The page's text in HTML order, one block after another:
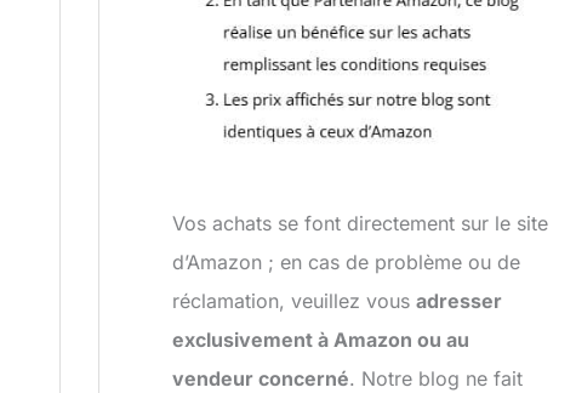
Vos achats se font directement sur le site
d’Amazon ; en cas de problème ou de
réclamation, veuillez vousadresser
exclusivement à Amazon ou au
vendeur concerné. Notre blog ne fait